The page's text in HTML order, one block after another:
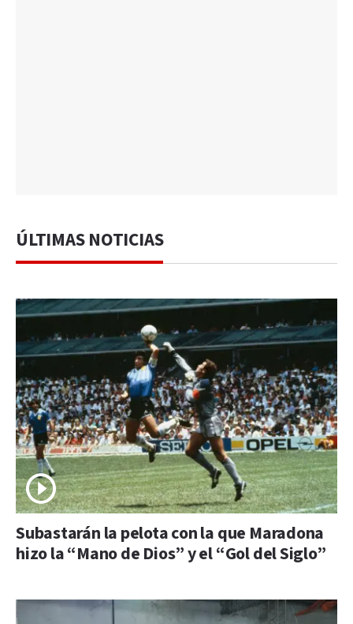
ÚLTIMAS NOTICIAS
Subastarán la pelota con la que Maradona
hizo la “Mano de Dios” y el “Gol del Siglo”